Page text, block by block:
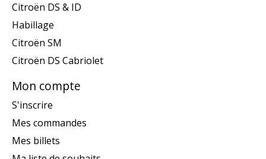
Citroën DS & ID
Habillage
Citroën SM
Citroën DS Cabriolet
Mon compte
S'inscrire
Mes commandes
Mes billets